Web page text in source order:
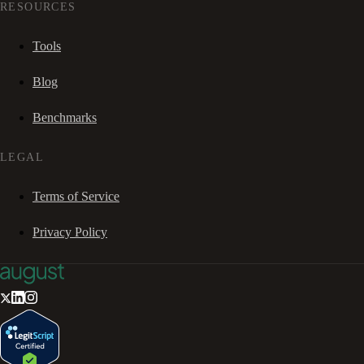
RESOURCES
Tools
Blog
Benchmarks
LEGAL
Terms of Service
Privacy Policy